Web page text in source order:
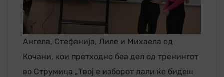
Ангела, Стефанија, Лиле и Михаела од
Кочани, кои претходно беа дел од тренингот
во Струмица „Твој е изборот дали ќе бидеш